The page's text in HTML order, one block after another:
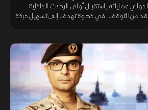
عملياته باستقبال أولى الرحلات الداخلية
عقد من التوقف، في خطوة تهدف إلى تسهيل حركة